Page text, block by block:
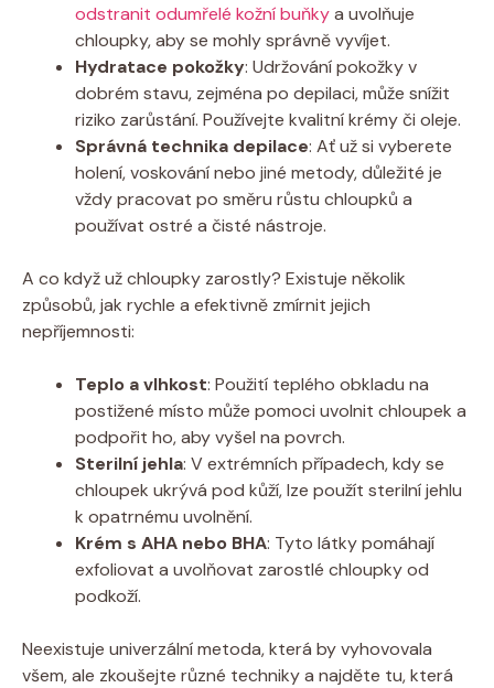
odstranit odumřelé kožní buňkya uvolňuje
chloupky, aby se mohly správně vyvíjet.
Hydratace pokožky: Udržování pokožky v
dobrém stavu, zejména po depilaci, může snížit
riziko zarůstání. Používejte kvalitní krémy či oleje.
Správná technika depilace: Ať už si vyberete
holení, voskování nebo jiné metody, důležité je
vždy pracovat po směru růstu chloupků a
používat ostré a čisté nástroje.
A co když už chloupky zarostly? Existuje několik
způsobů, jak rychle a efektivně zmírnit jejich
nepříjemnosti:
Teplo a vlhkost: Použití teplého obkladu na
postižené místo může pomoci uvolnit chloupek a
podpořit ho, aby vyšel na povrch.
Sterilní jehla: V extrémních případech, kdy se
chloupek ukrývá pod kůží, lze použít sterilní jehlu
k opatrnému uvolnění.
Krém s AHA nebo BHA: Tyto látky pomáhají
exfoliovat a uvolňovat zarostlé chloupky od
podkoží.
Neexistuje univerzální metoda, která by vyhovovala
všem, ale zkoušejte různé techniky a najděte tu, která